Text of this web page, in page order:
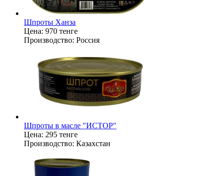
Шпроты Ханза
Цена: 970 тенге
Производство: Россия
Шпроты в масле "ИСТОР"
Цена: 295 тенге
Производство: Казахстан